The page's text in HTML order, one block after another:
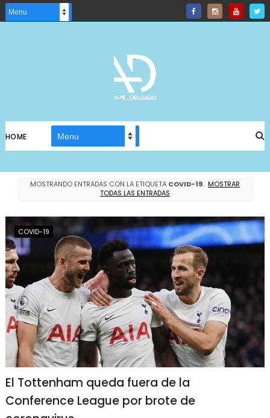
HOME
MOSTRANDO ENTRADAS CON LA ETIQUETA COVID-19. MOSTRAR
TODAS LAS ENTRADAS
COVID-19
El Tottenham queda fuera de la
Conference League por brote de